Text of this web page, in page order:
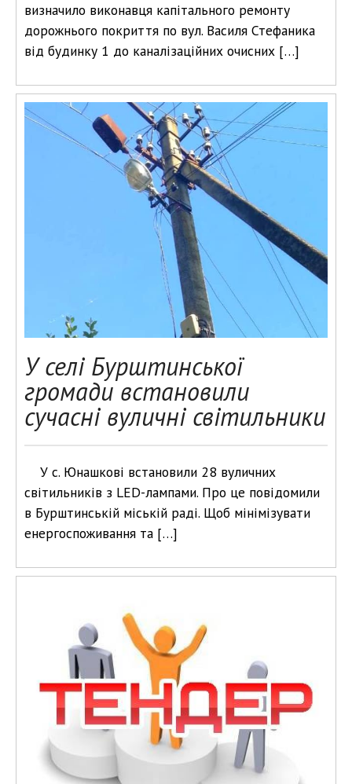
визначило виконавця капітального ремонту
дорожнього покриття по вул. Василя Стефаника
від будинку 1 до каналізаційних очисних […]
У селі Бурштинської
громади встановили
сучасні вуличні світильники
У с. Юнашкові встановили 28 вуличних
світильників з LED-лампами. Про це повідомили
в Бурштинській міській раді. Щоб мінімізувати
енергоспоживання та […]